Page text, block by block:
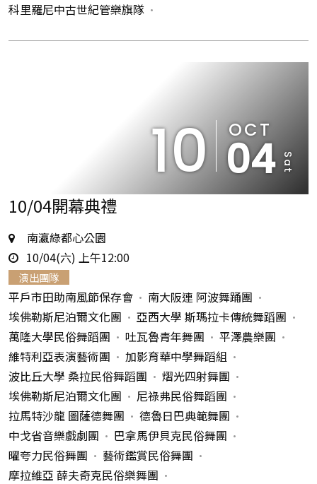
科里羅尼中古世紀管樂旗隊
10 OCT
04 Sat
10/04開幕典禮
地
點
南瀛綠都心公園
時
間
10/04(六) 上午12:00
演出團隊
平戶市田助南風節保存會
南大阪連 阿波舞踊團
埃佛勒斯尼泊爾文化團
亞西大學 斯瑪拉卡傳統舞蹈團
萬隆大學民俗舞蹈團
吐瓦魯青年舞團
平澤農樂團
維特利亞表演藝術團
加影育華中學舞蹈組
波比丘大學 桑拉民俗舞蹈團
熠光四射舞團
埃佛勒斯尼泊爾文化團
尼祿弗民俗舞蹈團
拉馬特沙龍 圖薩德舞團
德魯日巴典範舞團
中戈省音樂戲劇團
巴拿馬伊貝克民俗舞團
曜夸力民俗舞團
藝術鑑賞民俗舞團
摩拉維亞 薛夫奇克民俗樂舞團